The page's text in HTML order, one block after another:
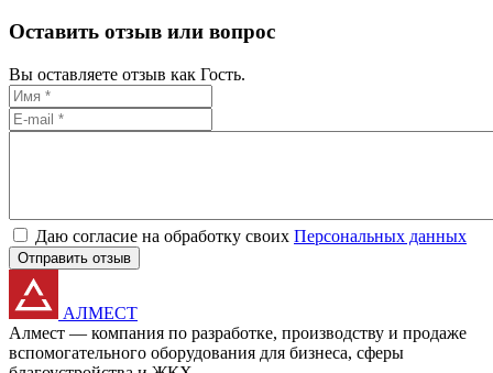
Оставить отзыв или вопрос
Вы оставляете отзыв как Гость.
Даю согласие на обработку своих Персональных данных
Отправить отзыв
АЛМЕСТ
Алмест — компания по разработке, производству и продаже
вспомогательного оборудования для бизнеса, сферы